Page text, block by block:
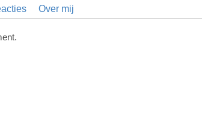
Over mij